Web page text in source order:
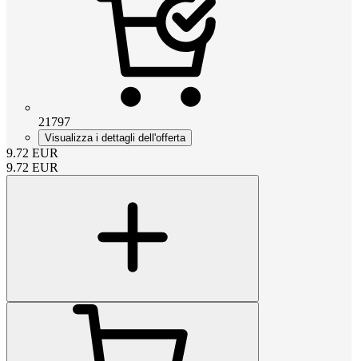
21797
Visualizza i dettagli dell'offerta
9.72 EUR
9.72 EUR